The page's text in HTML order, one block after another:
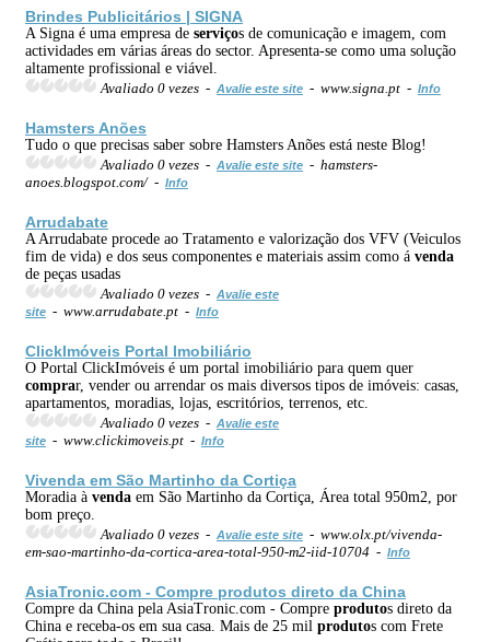
Brindes Publicitários | SIGNA
A Signa é uma empresa de serviços de comunicação e imagem, com
actividades em várias áreas do sector. Apresenta-se como uma solução
altamente profissional e viável.
Avaliado 0 vezes - Avalie este site - www.signa.pt - Info
Hamsters Anões
Tudo o que precisas saber sobre Hamsters Anões está neste Blog!
Avaliado 0 vezes - Avalie este site - hamsters-
anoes.blogspot.com/ - Info
Arrudabate
A Arrudabate procede ao Tratamento e valorização dos VFV (Veiculos
fim de vida) e dos seus componentes e materiais assim como á venda
de peças usadas
Avaliado 0 vezes - Avalie este
site - www.arrudabate.pt - Info
ClickImóveis Portal Imobiliário
O Portal ClickImóveis é um portal imobiliário para quem quer
comprar, vender ou arrendar os mais diversos tipos de imóveis: casas,
apartamentos, moradias, lojas, escritórios, terrenos, etc.
Avaliado 0 vezes - Avalie este
site - www.clickimoveis.pt - Info
Vivenda em São Martinho da Cortiça
Moradia à venda em São Martinho da Cortiça, Área total 950m2, por
bom preço.
Avaliado 0 vezes - Avalie este site - www.olx.pt/vivenda-
em-sao-martinho-da-cortica-area-total-950-m2-iid-10704 - Info
AsiaTronic.com - Compre produtos direto da China
Compre da China pela AsiaTronic.com - Compre produtos direto da
China e receba-os em sua casa. Mais de 25 mil produtos com Frete